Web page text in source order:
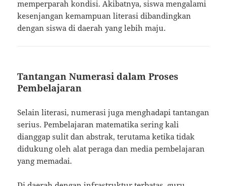
memperparah kondisi. Akibatnya, siswa mengalami
kesenjangan kemampuan literasi dibandingkan
dengan siswa di daerah yang lebih maju.
Tantangan Numerasi dalam Proses
Pembelajaran
Selain literasi, numerasi juga menghadapi tantangan
serius. Pembelajaran matematika sering kali
dianggap sulit dan abstrak, terutama ketika tidak
didukung oleh alat peraga dan media pembelajaran
yang memadai.